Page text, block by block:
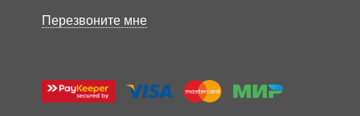
Перезвоните мне